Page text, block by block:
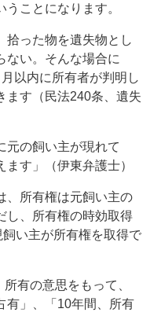
ことになります。
拾った物を遺失物とし
ない。そんな場合に
以内に所有者が判明し
ます（民法240条、遺失
元の飼い主が現れて
す」（伊東弁護士）
、所有権は元飼い主の
し、所有権の時効取得
い主が所有権を取得で
有の意思をもって、
有」、「10年間、所有